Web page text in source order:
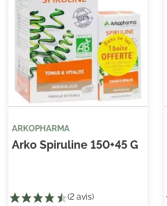
ARKOPHARMA
Arko Spiruline 150+45 G